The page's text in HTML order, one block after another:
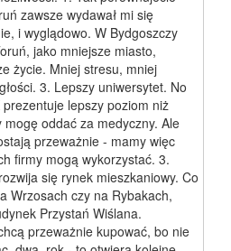
zawsze wydawał mi się
i wyglądowo. W Bydgoszczy
jako mniejsze miasto,
życie. Mniej stresu, mniej
3. Lepszy uniwersytet. No
lepszy poziom niż
mogę oddać za medyczny. Ale
przeważnie - mamy więc
firmy mogą wykorzystać. 3.
się rynek mieszkaniowy. Co
Wrzosach czy na Rybakach,
Przystań Wiślana.
przeważnie kupować, bo nie